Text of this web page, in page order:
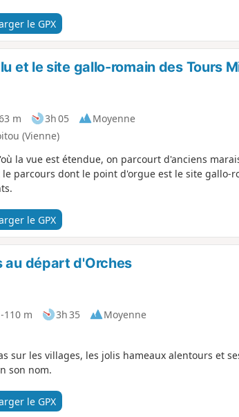
le GPX
et le site gallo-romain des Tours
m 3h 05
Moyenne
(Vienne)
la vue est étendue, on parcourt d'anciens
parcours dont le point d'orgue est le site gallo-
le GPX
au départ d'Orches
-110 m 3h 35
Moyenne
sur les villages, les jolis hameaux alentours et
son nom.
le GPX